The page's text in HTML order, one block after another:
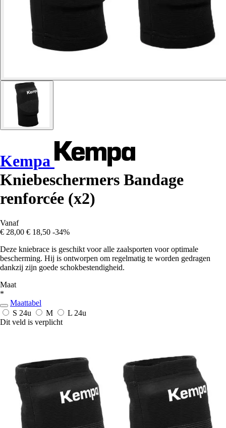
Kempa
Kniebeschermers Bandage
renforcée (x2)
Vanaf
€ 28,00 € 18,50 -34%
Deze kniebrace is geschikt voor alle zaalsporten voor optimale
bescherming. Hij is ontworpen om regelmatig te worden gedragen
dankzij zijn goede schokbestendigheid.
Maat
*
Maattabel
S 24u M L 24u
Dit veld is verplicht